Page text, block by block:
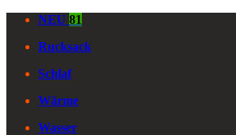
NEU 81
Rucksack
Schlaf
Wärme
Wasser